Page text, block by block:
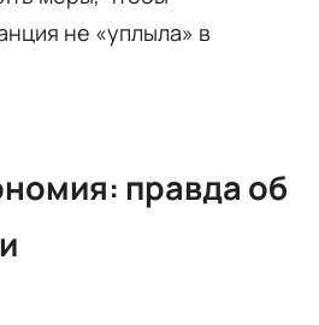
не «уплыла» в
правда об